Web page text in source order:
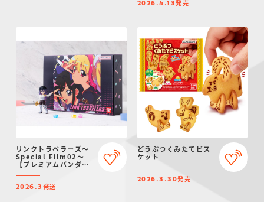
2026.4.13発売
リンクトラベラーズ～
Special Film02～
【プレミアムバンダイ
2026.3 発送
どうぶつくみたてビス
ケット
2026.3.30発売